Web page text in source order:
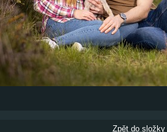
Zpět do složky